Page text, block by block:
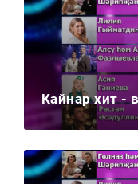
Кайнар хит -